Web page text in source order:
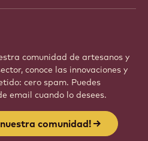
comunidad de artesanos y
conoce las innovaciones y
cero spam. Puedes
email cuando lo desees.
comunidad!